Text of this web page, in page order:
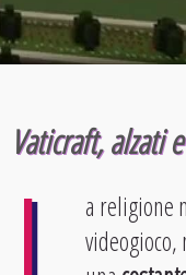
Vaticraft, alzati
a religione
videogioco,